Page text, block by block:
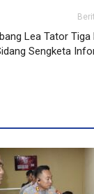
Lea Tator Tiga
Sengketa